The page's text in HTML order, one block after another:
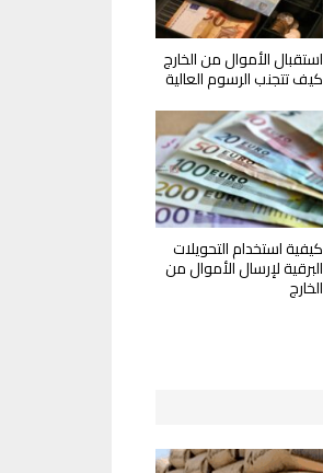
استقبال الأموال من الخارج
كيف تتجنب الرسوم العالية
كيفية استخدام التحويلات
البرقية لإرسال الأموال من
الخارج